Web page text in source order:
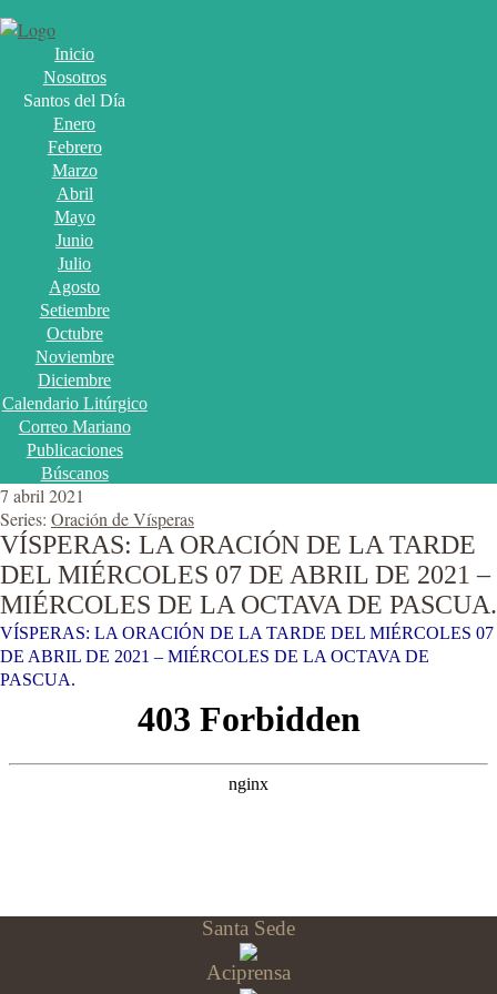
Inicio
Nosotros
Santos del Día
Enero
Febrero
Marzo
Abril
Mayo
Junio
Julio
Agosto
Setiembre
Octubre
Noviembre
Diciembre
Calendario Litúrgico
Correo Mariano
Publicaciones
Búscanos
7 abril 2021
Series: Oración de Vísperas
VÍSPERAS: LA ORACIÓN DE LA TARDE
DEL MIÉRCOLES 07 DE ABRIL DE 2021 –
MIÉRCOLES DE LA OCTAVA DE PASCUA.
VÍSPERAS: LA ORACIÓN DE LA TARDE DEL MIÉRCOLES 07
DE ABRIL DE 2021 – MIÉRCOLES DE LA OCTAVA DE
PASCUA.
Santa Sede
Aciprensa